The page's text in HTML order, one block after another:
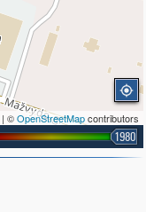
| ©OpenStreetMapcontributors
1980